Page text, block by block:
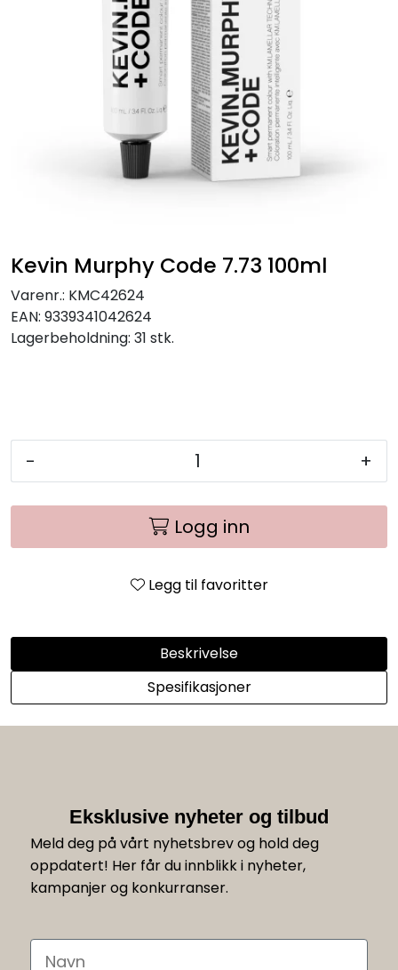
Kevin Murphy Code 7.73 100ml
Varenr.: KMC42624
EAN: 9339341042624
Lagerbeholdning: 31 stk.
- +
Logg inn
Legg til favoritter
Beskrivelse
Spesifikasjoner
Eksklusive nyheter og tilbud
Meld deg på vårt nyhetsbrev og hold deg
oppdatert! Her får du innblikk i nyheter,
kampanjer og konkurranser.
Navn